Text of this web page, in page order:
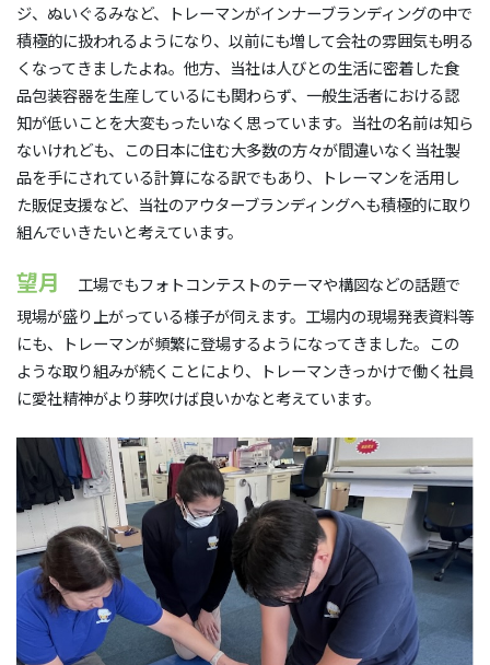
ジ、ぬいぐるみなど、トレーマンがインナーブランディングの中で
積極的に扱われるようになり、以前にも増して会社の雰囲気も明る
くなってきましたよね。他方、当社は人びとの生活に密着した食
品包装容器を生産しているにも関わらず、一般生活者における認
知が低いことを大変もったいなく思っています。当社の名前は知ら
ないけれども、この日本に住む大多数の方々が間違いなく当社製
品を手にされている計算になる訳でもあり、トレーマンを活用し
た販促支援など、当社のアウターブランディングへも積極的に取り
組んでいきたいと考えています。
望月
工場でもフォトコンテストのテーマや構図などの話題で
現場が盛り上がっている様子が伺えます。工場内の現場発表資料等
にも、トレーマンが頻繁に登場するようになってきました。この
ような取り組みが続くことにより、トレーマンきっかけで働く社員
に愛社精神がより芽吹けば良いかなと考えています。